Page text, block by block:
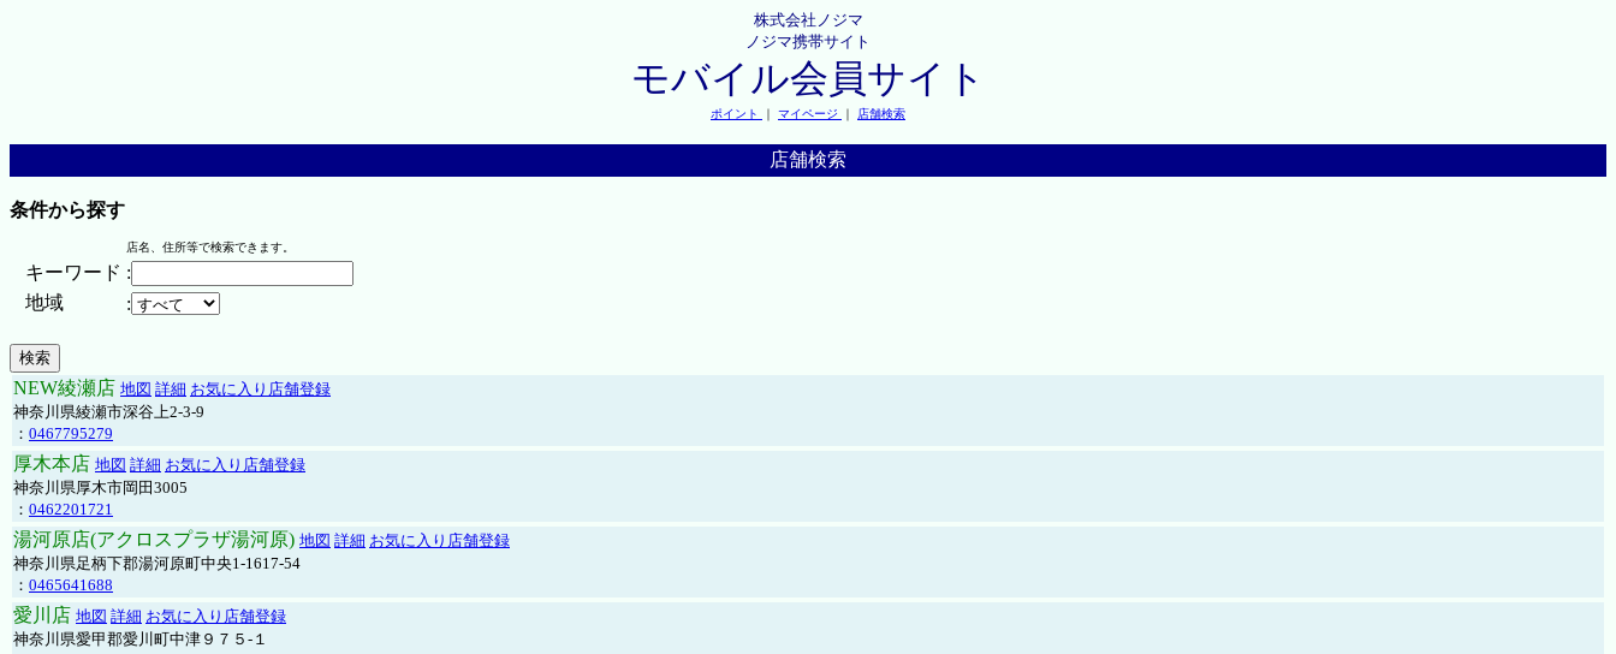
株式会社ノジマ
ノジマ携帯サイト
モバイル会員サイト
ポイント ｜ マイページ ｜ 店舗検索
店舗検索
条件から探す
店名、住所等で検索できます。
キーワード :
地域
:
NEW綾瀬店 地図 詳細 お気に入り店舗登録
神奈川県綾瀬市深谷上2-3-9
： 0467795279
厚木本店 地図 詳細 お気に入り店舗登録
神奈川県厚木市岡田3005
： 0462201721
湯河原店(アクロスプラザ湯河原) 地図 詳細 お気に入り店舗登録
神奈川県足柄下郡湯河原町中央1-1617-54
： 0465641688
愛川店 地図 詳細 お気に入り店舗登録
神奈川県愛甲郡愛川町中津９７５-１